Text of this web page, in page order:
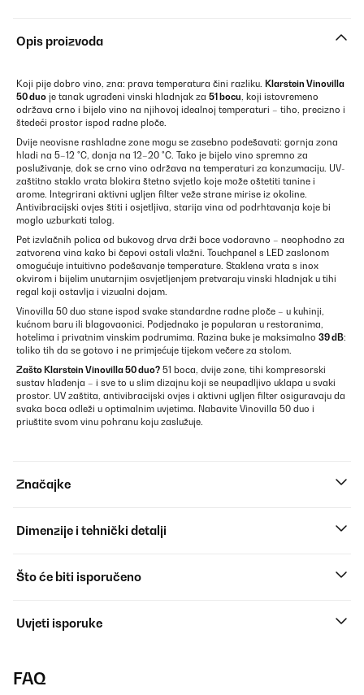
Opis proizvoda
Koji pije dobro vino, zna: prava temperatura čini razliku. Klarstein Vinovilla
50 duo je tanak ugrađeni vinski hladnjak za 51 bocu, koji istovremeno
održava crno i bijelo vino na njihovoj idealnoj temperaturi – tiho, precizno i
štedeći prostor ispod radne ploče.
Dvije neovisne rashladne zone mogu se zasebno podešavati: gornja zona
hladi na 5–12 °C, donja na 12–20 °C. Tako je bijelo vino spremno za
posluživanje, dok se crno vino održava na temperaturi za konzumaciju. UV-
zaštitno staklo vrata blokira štetno svjetlo koje može oštetiti tanine i
arome. Integrirani aktivni ugljen filter veže strane mirise iz okoline.
Antivibracijski ovjes štiti i osjetljiva, starija vina od podrhtavanja koje bi
moglo uzburkati talog.
Pet izvlačnih polica od bukovog drva drži boce vodoravno – neophodno za
zatvorena vina kako bi čepovi ostali vlažni. Touchpanel s LED zaslonom
omogućuje intuitivno podešavanje temperature. Staklena vrata s inox
okvirom i bijelim unutarnjim osvjetljenjem pretvaraju vinski hladnjak u tihi
regal koji ostavlja i vizualni dojam.
Vinovilla 50 duo stane ispod svake standardne radne ploče – u kuhinji,
kućnom baru ili blagovaonici. Podjednako je popularan u restoranima,
hotelima i privatnim vinskim podrumima. Razina buke je maksimalno 39 dB:
toliko tih da se gotovo i ne primjećuje tijekom večere za stolom.
Zašto Klarstein Vinovilla 50 duo? 51 boca, dvije zone, tihi kompresorski
sustav hlađenja – i sve to u slim dizajnu koji se neupadljivo uklapa u svaki
prostor. UV zaštita, antivibracijski ovjes i aktivni ugljen filter osiguravaju da
svaka boca odleži u optimalnim uvjetima. Nabavite Vinovilla 50 duo i
priuštite svom vinu pohranu koju zaslužuje.
Značajke
Dimenzije i tehnički detalji
Što će biti isporučeno
Uvjeti isporuke
FAQ